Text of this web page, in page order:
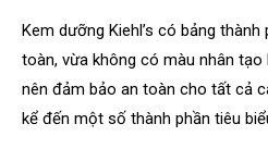
Kem dưỡng Kiehl’s có bảng thành
toàn, vừa không có màu nhân
nên đảm bảo an toàn cho tất cả
kể đến một số thành phần tiêu